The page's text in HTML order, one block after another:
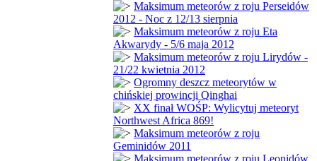
Maksimum meteorów z roju Perseidów
2012 - Noc z 12/13 sierpnia
Maksimum meteorów z roju Eta
Akwarydy - 5/6 maja 2012
Maksimum meteorów z roju Lirydów -
21/22 kwietnia 2012
Ogromny deszcz meteorytów w
chińskiej prowincji Qinghai
XX finał WOŚP: Wylicytuj meteoryt
Northwest Africa 869!
Maksimum meteorów z roju
Geminidów 2011
Maksimum meteorów z roju Leonidów